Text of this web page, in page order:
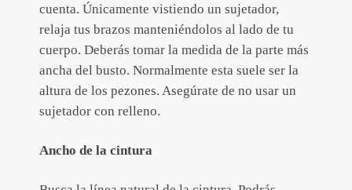
cuenta. Únicamente vistiendo un sujetador,
relaja tus brazos manteniéndolos al lado de tu
cuerpo. Deberás tomar la medida de la parte más
ancha del busto. Normalmente esta suele ser la
altura de los pezones. Asegúrate de no usar un
sujetador con relleno.
Ancho de la cintura